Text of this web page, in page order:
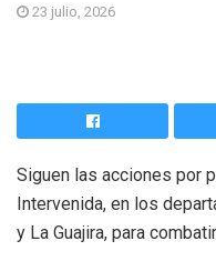
23 julio, 2026
Siguen las acciones por
Intervenida, en los
y La Guajira, para